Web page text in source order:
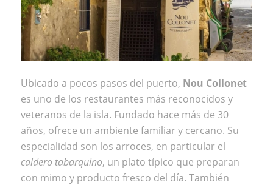
Ubicado a pocos pasos del puerto, Nou Collonet
es uno de los restaurantes más reconocidos y
veteranos de la isla. Fundado hace más de 30
años, ofrece un ambiente familiar y cercano. Su
especialidad son los arroces, en particular el
caldero tabarquino, un plato típico que preparan
con mimo y producto fresco del día. También